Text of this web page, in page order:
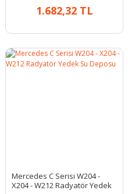
1.682,32 TL
Mercedes C Serisi W204 -
X204 - W212 Radyatör Yedek